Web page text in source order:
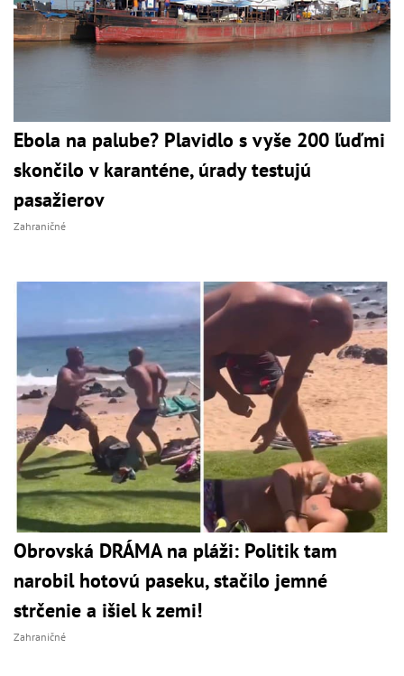
Ebola na palube? Plavidlo s vyše 200 ľuďmi
skončilo v karanténe, úrady testujú
pasažierov
Zahraničné
Obrovská DRÁMA na pláži: Politik tam
narobil hotovú paseku, stačilo jemné
strčenie a išiel k zemi!
Zahraničné